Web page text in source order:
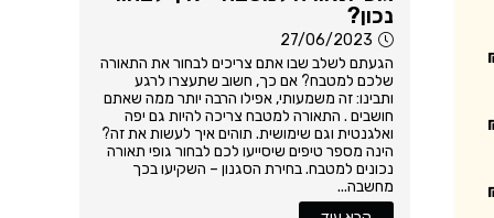
נכון?
27/06/2023
הגעתם לשלב שבו אתם צריכים לבחור את התאורה
שלכם למטבח? אם כך, חשוב שתעצרו לרגע
ותבינו: זה משמעותי, אפילו הרבה יותר ממה שאתם
חושבים . התאורה למטבח צריכה להיות גם יפה
ואלגנטית וגם שימושית. תוהים איך לעשות את זה?
הינה מספר טיפים שיסייעו לכם לבחור גופי תאורה
נכונים למטבח. בחירת הסגנון – השקיעו בכך
מחשבה...